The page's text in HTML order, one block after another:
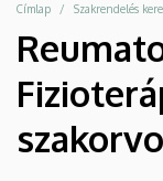
Morzsa
Címlap Szakrendelés